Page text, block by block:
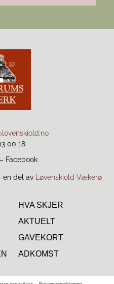
00 18
– Facebook
en del av Løvenskiold Vækerø
HVA SKJER
AKTUELT
GAVEKORT
ADKOMST